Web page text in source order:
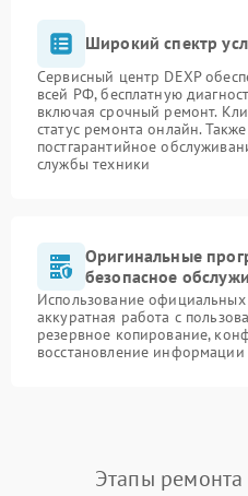
Широкий спектр
Сервисный центр DEXP
всей РФ, бесплатную
включая срочный ремонт.
статус ремонта онлайн.
постгарантийное
службы техники
Оригинальные
безопасное
Использование
аккуратная работа с
резервное копирование,
восстановление
Этапы ремонта